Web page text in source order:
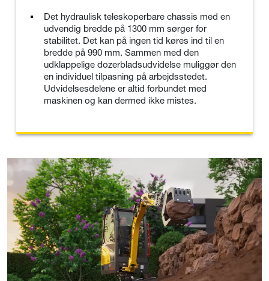
Det hydraulisk teleskoperbare chassis med en
udvendig bredde på 1300 mm sørger for
stabilitet. Det kan på ingen tid køres ind til en
bredde på 990 mm. Sammen med den
udklappelige dozerbladsudvidelse muliggør den
en individuel tilpasning på arbejdsstedet.
Udvidelsesdelene er altid forbundet med
maskinen og kan dermed ikke mistes.